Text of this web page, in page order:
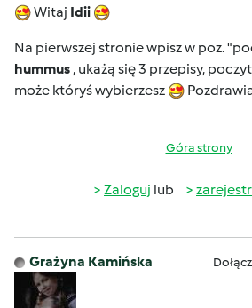
Witaj Idii
Na pierwszej stronie wpisz w poz.
hummus , ukażą się 3 przepisy,
może któryś wybierzesz
Góra strony
Zaloguj lub
Grażyna Kamińska